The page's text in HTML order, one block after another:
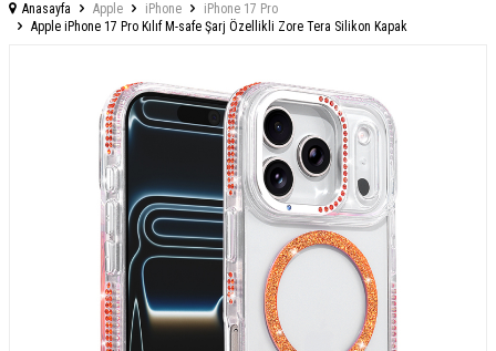
Anasayfa Apple iPhone
iPhone 17 Pro
Apple iPhone 17 Pro Kılıf M-safe Şarj Özellikli Zore Tera Silikon Kapak